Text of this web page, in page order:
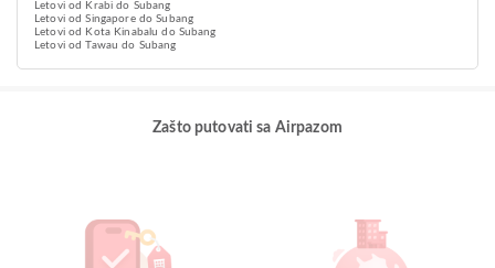
Letovi od Krabi do Subang
Letovi od Singapore do Subang
Letovi od Kota Kinabalu do Subang
Letovi od Tawau do Subang
Zašto putovati sa Airpazom